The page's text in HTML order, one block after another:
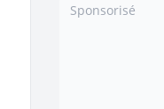
Sponsorisé